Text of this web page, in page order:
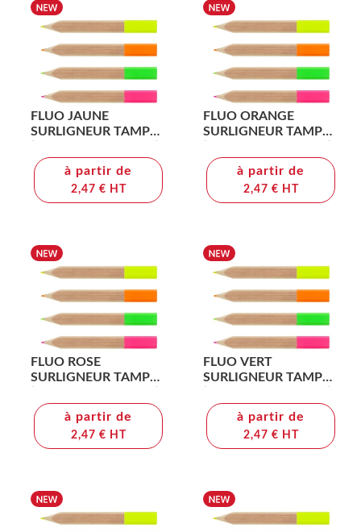
FLUO JAUNE
SURLIGNEUR TAMPO
à partir de
2,47 € HT
FLUO ORANGE
SURLIGNEUR TAMPO
à partir de
2,47 € HT
FLUO ROSE
SURLIGNEUR TAMPO
à partir de
2,47 € HT
FLUO VERT
SURLIGNEUR TAMPO
à partir de
2,47 € HT